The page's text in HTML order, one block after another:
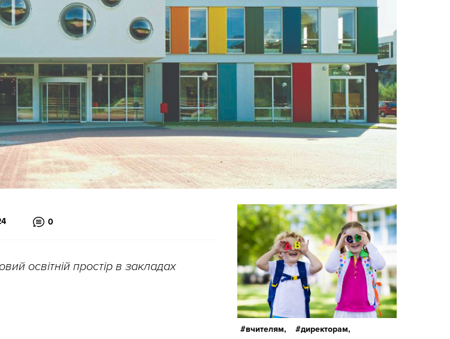
0
освітній простір в закладах
вчителям,
директорам,